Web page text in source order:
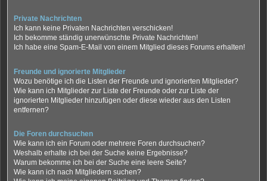
Private Nachrichten
Ich kann keine Privaten Nachrichten verschicken!
Ich bekomme ständig unerwünschte Private Nachrichten!
Ich habe eine Spam-E-Mail von einem Mitglied dieses Forums erhalten!
Freunde und ignorierte Mitglieder
Wozu benötige ich die Listen der Freunde und ignorierten Mitglieder?
Wie kann ich Mitglieder zur Liste der Freunde oder zur Liste der
ignorierten Mitglieder hinzufügen oder diese wieder aus den Listen
entfernen?
Die Foren durchsuchen
Wie kann ich ein Forum oder mehrere Foren durchsuchen?
Weshalb erhalte ich bei der Suche keine Ergebnisse?
Warum bekomme ich bei der Suche eine leere Seite?
Wie kann ich nach Mitgliedern suchen?